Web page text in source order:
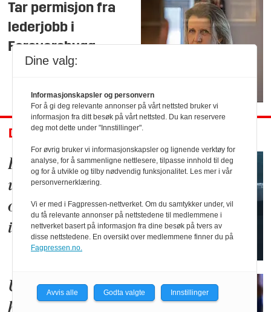
Tar permisjon fra
lederjobb i
Forsvarsbygg
DEBATT
Forsvaret kan ikke
utdanne alt selv –
og det trenger vi
ikke heller
Utviklingstempo
handler om «skin
Dine valg:
Informasjonskapsler og personvern
For å gi deg relevante annonser på vårt nettsted bruker vi
informasjon fra ditt besøk på vårt nettsted. Du kan reservere
deg mot dette under "Innstillinger".
For øvrig bruker vi informasjonskapsler og lignende verktøy for
analyse, for å sammenligne nettlesere, tilpasse innhold til deg
og for å utvikle og tilby nødvendig funksjonalitet. Les mer i vår
personvernerklæring.
Vi er med i Fagpressen-nettverket. Om du samtykker under, vil
du få relevante annonser på nettstedene til medlemmene i
nettverket basert på informasjon fra dine besøk på tvers av
disse nettstedene. En oversikt over medlemmene finner du på
Fagpressen.no.
Avvis alle Godta valgte Innstillinger